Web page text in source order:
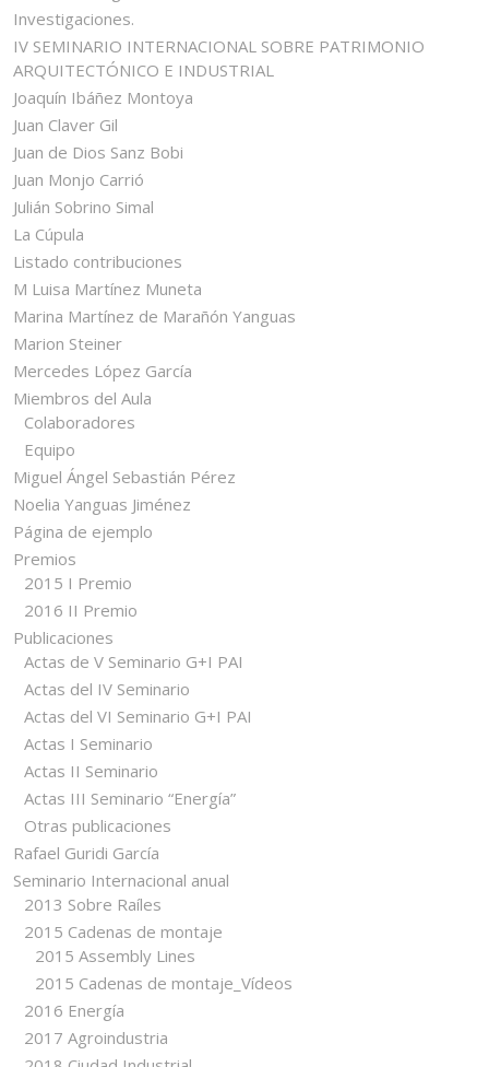
Investigaciones.
IV SEMINARIO INTERNACIONAL SOBRE PATRIMONIO
ARQUITECTÓNICO E INDUSTRIAL
Joaquín Ibáñez Montoya
Juan Claver Gil
Juan de Dios Sanz Bobi
Juan Monjo Carrió
Julián Sobrino Simal
La Cúpula
Listado contribuciones
M Luisa Martínez Muneta
Marina Martínez de Marañón Yanguas
Marion Steiner
Mercedes López García
Miembros del Aula
Colaboradores
Equipo
Miguel Ángel Sebastián Pérez
Noelia Yanguas Jiménez
Página de ejemplo
Premios
2015 I Premio
2016 II Premio
Publicaciones
Actas de V Seminario G+I PAI
Actas del IV Seminario
Actas del VI Seminario G+I PAI
Actas I Seminario
Actas II Seminario
Actas III Seminario “Energía”
Otras publicaciones
Rafael Guridi García
Seminario Internacional anual
2013 Sobre Raíles
2015 Cadenas de montaje
2015 Assembly Lines
2015 Cadenas de montaje_Vídeos
2016 Energía
2017 Agroindustria